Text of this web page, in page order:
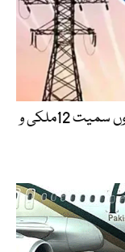
فیسکو کی نجکاری، ترکیہ، چینی سرمایہ کاروں سمیت 12ملکی و